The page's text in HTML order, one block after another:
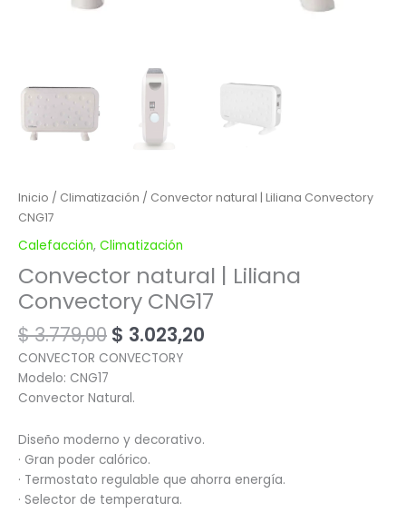
Inicio / Climatización / Convector natural | Liliana Convectory
CNG17
Calefacción, Climatización
Convector natural | Liliana
Convectory CNG17
$3.779,00 $ 3.023,20
CONVECTOR CONVECTORY
Modelo: CNG17
Convector Natural.
Diseño moderno y decorativo.
· Gran poder calórico.
· Termostato regulable que ahorra energía.
· Selector de temperatura.